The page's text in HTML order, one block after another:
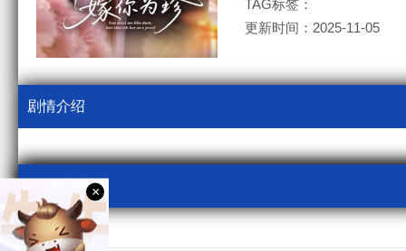
TAG标签：
更新时间：2025-11-05
剧情介绍
kcm3u8
×